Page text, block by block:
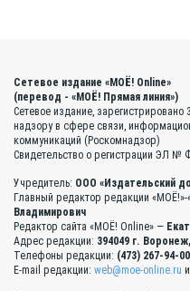
Сетевое издание «МОЁ! Online»
(перевод - «МОЁ! Прямая линия»)
Сетевое издание,
надзору в сфере связи,
коммуникаций (Роскомнадзор)
Свидетельство о регистрации ЭЛ №
Учредитель: ООО «Издательский
Главный редактор редакции
Владимирович
Редактор сайта «МОЁ! Online» —
Адрес редакции: 394049 г.
Телефоны редакции: (473) 267-94-
E-mail редакции: web@moe-online.ru и